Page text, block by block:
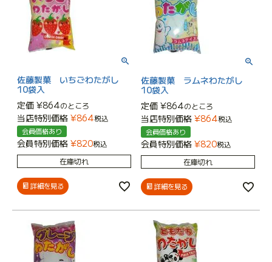
佐藤製菓 いちごわたがし
10袋入
定価 ¥864のところ
当店特別価格 ¥864税込
会員価格あり
会員特別価格 ¥820税込
在庫切れ
詳細を見る
佐藤製菓 ラムネわたがし
10袋入
定価 ¥864のところ
当店特別価格 ¥864税込
会員価格あり
会員特別価格 ¥820税込
在庫切れ
詳細を見る